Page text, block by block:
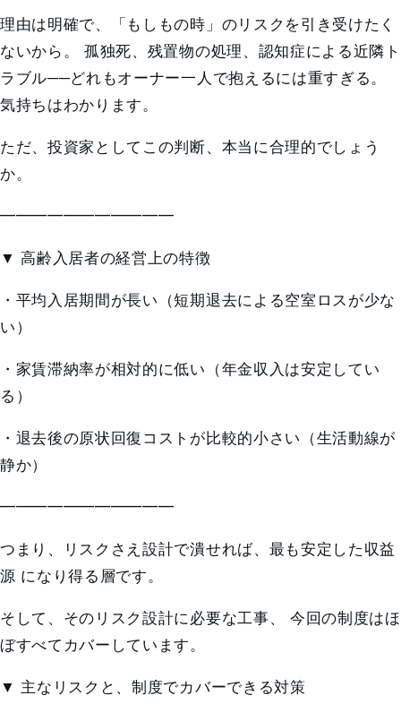
理由は明確で、「もしもの時」のリスクを引き受けたく
ないから。 孤独死、残置物の処理、認知症による近隣ト
ラブル──どれもオーナー一人で抱えるには重すぎる。
気持ちはわかります。
ただ、投資家としてこの判断、本当に合理的でしょう
か。
━━━━━━━━━━━
▼ 高齢入居者の経営上の特徴
・平均入居期間が長い（短期退去による空室ロスが少な
い）
・家賃滞納率が相対的に低い（年金収入は安定してい
る）
・退去後の原状回復コストが比較的小さい（生活動線が
静か）
━━━━━━━━━━━
つまり、
リスクさえ設計で潰せれば、最も安定した収益
源 になり得る層です。
そして、そのリスク設計に必要な工事、 今回の制度はほ
ぼすべてカバーしています。
▼ 主なリスクと、制度でカバーできる対策